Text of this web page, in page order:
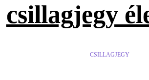
csillagjegy
CSILLAGJEGY